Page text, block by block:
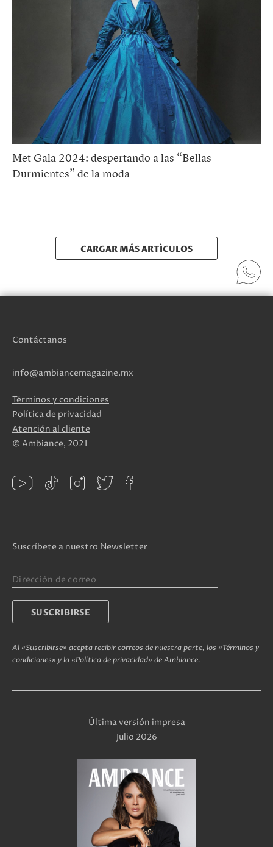
Met Gala 2024: despertando a las “Bellas
Durmientes” de la moda
CARGAR MÁS ARTÍCULOS
Contáctanos
info@ambiancemagazine.mx
Términos y condiciones
Política de privacidad
Atención al cliente
© Ambiance, 2021
Suscríbete a nuestro Newsletter
Al «Suscribirse» acepta recibir correos de nuestra parte, los «Términos y
condiciones» y la «Política de privacidad» de Ambiance.
Última versión impresa
Julio 2026